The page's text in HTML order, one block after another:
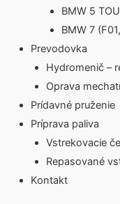
BMW 5
BMW 7
Prevodovka
Hydromenič –
Oprava
Prídavné pruženie
Príprava paliva
Vstrekovacie
Repasované
Kontakt